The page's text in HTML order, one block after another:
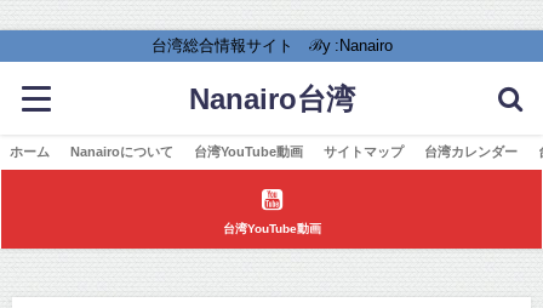
台湾総合情報サイト ℬy :Nanairo
Nanairo台湾
ホーム Nanairoについて 台湾YouTube動画 サイトマップ 台湾カレンダー
台湾YouTube動画